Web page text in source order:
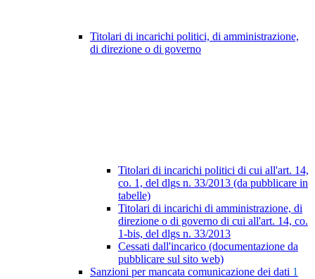
Titolari di incarichi politici, di amministrazione,
di direzione o di governo
Titolari di incarichi politici di cui all'art. 14,
co. 1, del dlgs n. 33/2013 (da pubblicare in
tabelle)
Titolari di incarichi di amministrazione, di
direzione o di governo di cui all'art. 14, co.
1-bis, del dlgs n. 33/2013
Cessati dall'incarico (documentazione da
pubblicare sul sito web)
Sanzioni per mancata comunicazione dei dati 1